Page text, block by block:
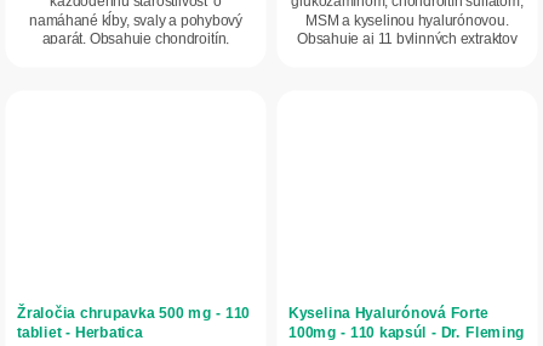
namáhané kĺby, svaly a pohybový
aparát. Obsahuje chondroitín,
MSM a kyselinou hyalurónovou.
Obsahuje aj 11 bylinných extraktov
Žraločia chrupavka 500 mg - 110
tabliet - Herbatica
Kyselina Hyalurónová Forte
100mg - 110 kapsúl - Dr. Fleming